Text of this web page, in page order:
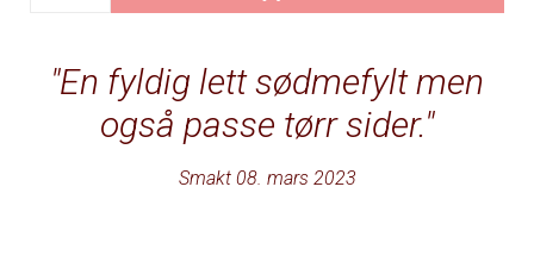
En fyldig lett sødmefylt men
også passe tørr sider.
Smakt 08. mars 2023